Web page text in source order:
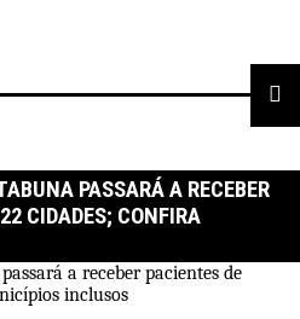
PASSARÁ A RECEBER
CIDADES; CONFIRA